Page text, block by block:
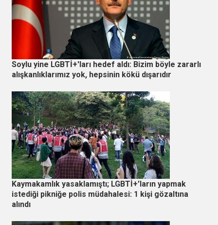
Soylu yine LGBTİ+'ları hedef aldı: Bizim böyle zararlı
alışkanlıklarımız yok, hepsinin kökü dışarıdır
Kaymakamlık yasaklamıştı; LGBTİ+’ların yapmak
istediği pikniğe polis müdahalesi: 1 kişi gözaltına
alındı